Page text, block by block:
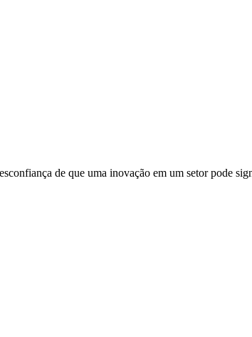
de que uma inovação em um setor pode